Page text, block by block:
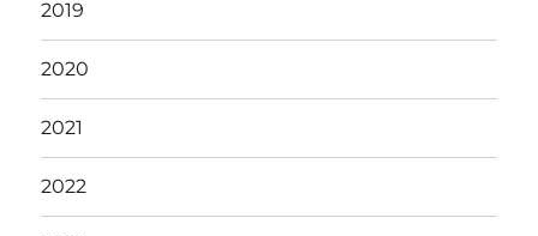
2019
2020
2021
2022